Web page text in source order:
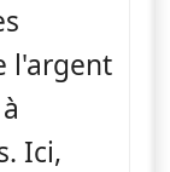
l'argent
Ici,